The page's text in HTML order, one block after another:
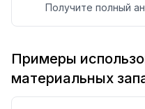
Получите полный
Примеры
материальных